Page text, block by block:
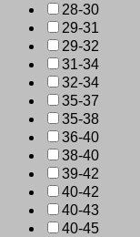
28-30
29-31
29-32
31-34
32-34
35-37
35-38
36-40
38-40
39-42
40-42
40-43
40-45